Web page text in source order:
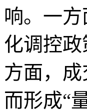
响。一
化调控
方面，
而形成“